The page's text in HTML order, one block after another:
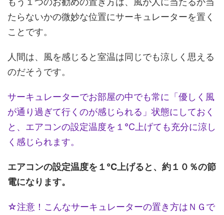
たらないかの微妙な位置にサーキュレーターを置く
ことです。
人間は、風を感じると室温は同じでも涼しく思える
のだそうです。
サーキュレーターでお部屋の中でも常に「優しく風
が通り過ぎて行くのが感じられる」状態にしておく
と、エアコンの設定温度を１℃上げても充分に涼し
く感じられます。
エアコンの設定温度を１℃上げると、約１０％の節
電になります。
☆注意！こんなサーキュレーターの置き方はＮＧで